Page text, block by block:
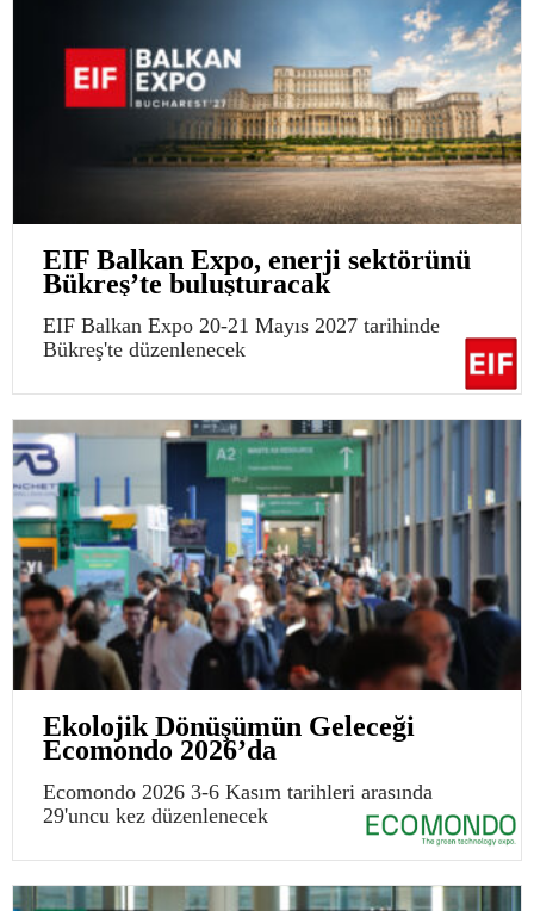
EIF Balkan Expo, enerji sektörünü
Bükreş’te buluşturacak
EIF Balkan Expo 20-21 Mayıs 2027 tarihinde
Bükreş'te düzenlenecek
Ekolojik Dönüşümün Geleceği
Ecomondo 2026’da
Ecomondo 2026 3-6 Kasım tarihleri arasında
29'uncu kez düzenlenecek